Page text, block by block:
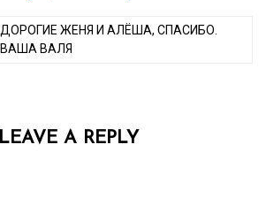
ДОРОГИЕ ЖЕНЯ И АЛЁША, СПАСИБО.
ВАША ВАЛЯ
LEAVE A REPLY